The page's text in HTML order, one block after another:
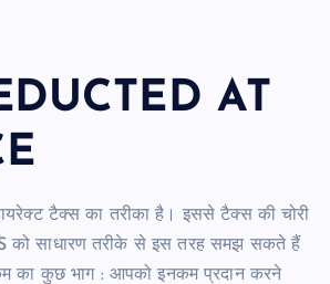
AT
टैक्स का तरीका है। इससे टैक्स की चोरी
को साधारण तरीके से इस तरह समझ सकते हैं
का कुछ भाग : आपको इनकम प्रदान करने